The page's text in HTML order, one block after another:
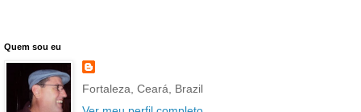
Quem sou eu
Fortaleza, Ceará, Brazil